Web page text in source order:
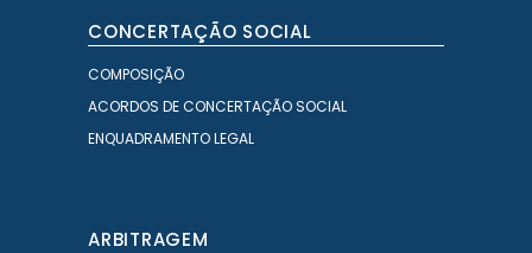
CONCERTAÇÃO SOCIAL
COMPOSIÇÃO
ACORDOS DE CONCERTAÇÃO SOCIAL
ENQUADRAMENTO LEGAL
ARBITRAGEM